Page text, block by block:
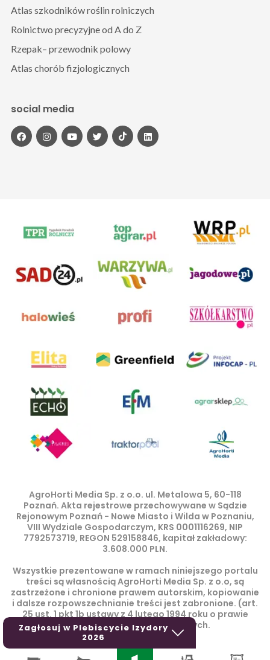
Zagłosuj w Plebiscycie Izydory
2026
Atlas szkodników roślin rolniczych
Rolnictwo precyzyjne od A do Z
Rzepak– przewodnik polowy
Atlas chorób fizjologicznych
social media
AgroHorti Media Sp. z o.o. ul. Metalowa 5, 60-118
Poznań. Akta rejestrowe przechowywane w Sądzie
Rejonowym Poznań - Nowe Miasto i Wilda w Poznaniu,
VIII Wydziale Gospodarczym, KRS 0001116269, NIP
7792573719, REGON 529158846, kapitał zakładowy:
3.608.000 PLN.
Wszystkie prezentowane w ramach niniejszego portalu
treści są własnością AgroHorti Media Sp. z o.o, są
zastrzeżone i chronione prawem autorskim, kopiowanie
i dalsze rozpowszechnianie treści jest zabronione. (art.
25 ust. 1 pkt 1b ustawy z 4 lutego 1994 roku o prawie
autorskim i prawach pokrewnych.